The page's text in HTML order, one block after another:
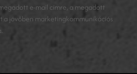
e-mail címre, a megadott
a jövőben marketingkommunikációs